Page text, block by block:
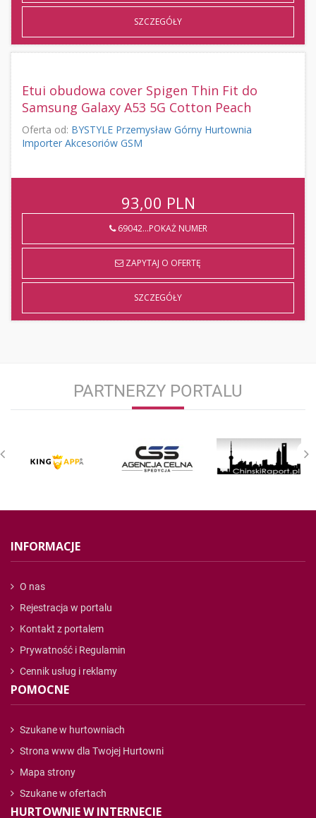
SZCZEGÓŁY
Etui obudowa cover Spigen Thin Fit do
Samsung Galaxy A53 5G Cotton Peach
Oferta od: BYSTYLE Przemysław Górny Hurtownia
Importer Akcesoriów GSM
93,00 PLN
69042...POKAŻ NUMER
ZAPYTAJ O OFERTĘ
SZCZEGÓŁY
PARTNERZY PORTALU
INFORMACJE
O nas
Rejestracja w portalu
Kontakt z portalem
Prywatność i Regulamin
Cennik usług i reklamy
POMOCNE
Szukane w hurtowniach
Strona www dla Twojej Hurtowni
Mapa strony
Szukane w ofertach
HURTOWNIE W INTERNECIE